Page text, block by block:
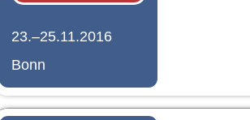
23.–25.11.2016
Bonn